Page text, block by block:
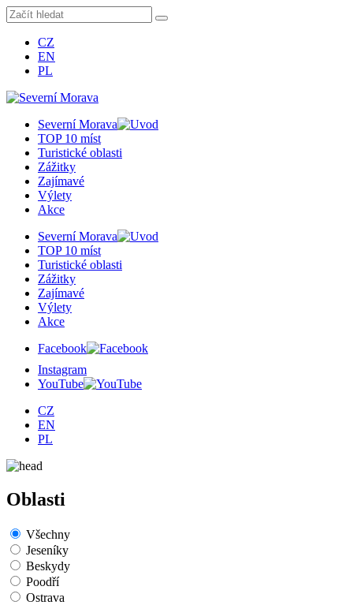
CZ
EN
PL
Severní Morava
TOP 10 míst
Turistické oblasti
Zážitky
Zajímavé
Výlety
Akce
Severní Morava
TOP 10 míst
Turistické oblasti
Zážitky
Zajímavé
Výlety
Akce
Facebook
Instagram
YouTube
CZ
EN
PL
Oblasti
Všechny
Jeseníky
Beskydy
Poodří
Ostrava